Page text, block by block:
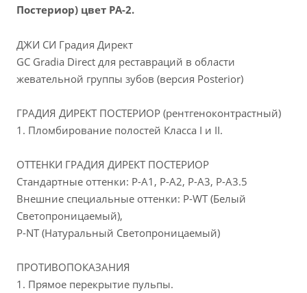
Постериор) цвет PA-2.
ДЖИ СИ Градия Директ
GC Gradia Direct для реставраций в области
жевательной группы зубов (версия Posterior)
ГРАДИЯ ДИРЕКТ ПОСТЕРИОР (рентгеноконтрастный)
1. Пломбирование полостей Класса I и II.
ОТТЕНКИ ГРАДИЯ ДИРЕКТ ПОСТЕРИОР
Стандартные оттенки: Р-А1, Р-А2, Р-А3, Р-А3.5
Внешние специальные оттенки: P-WT (Белый
Светопроницаемый),
P-NT (Натуральный Светопроницаемый)
ПРОТИВОПОКАЗАНИЯ
1. Прямое перекрытие пульпы.